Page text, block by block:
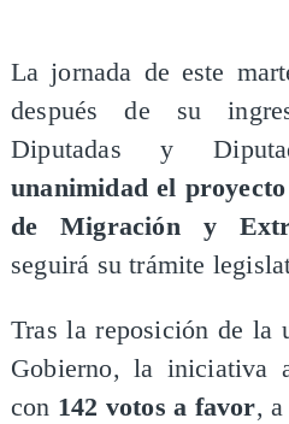
La jornada de este
después de su
Diputadas y
unanimidad el
de Migración y
seguirá su trámite
Tras la reposición de la
Gobierno, la iniciativa
con 142 votos a favor,